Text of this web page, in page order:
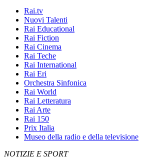
Rai.tv
Nuovi Talenti
Rai Educational
Rai Fiction
Rai Cinema
Rai Teche
Rai International
Rai Eri
Orchestra Sinfonica
Rai World
Rai Letteratura
Rai Arte
Rai 150
Prix Italia
Museo della radio e della televisione
NOTIZIE E SPORT